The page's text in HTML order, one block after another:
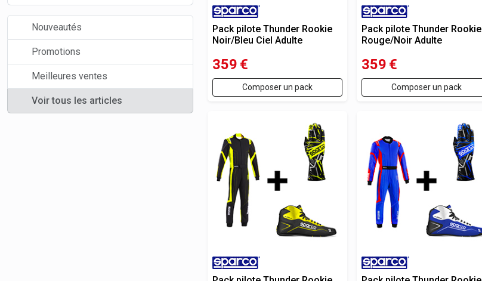
Pack pilote Thunder Rookie
Noir/Bleu Ciel Adulte
359 €
Composer un pack
Pack pilote Thunder Rookie
Rouge/Noir Adulte
359 €
Composer un pack
Nouveautés
Promotions
Meilleures ventes
Voir tous les articles